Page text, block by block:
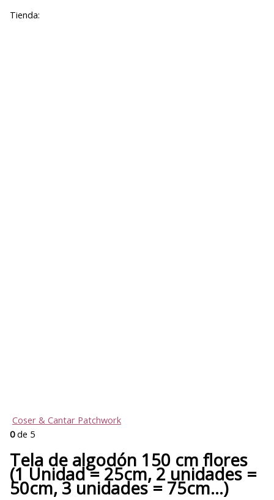
Tienda:
Coser & Cantar Patchwork
0de 5
Tela de algodón 150 cm flores
(1 Unidad = 25cm, 2 unidades =
50cm, 3 unidades = 75cm…)